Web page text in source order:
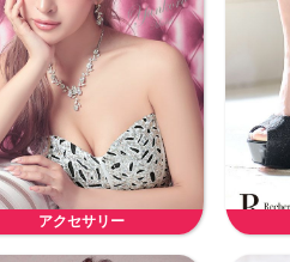
アクセサリー